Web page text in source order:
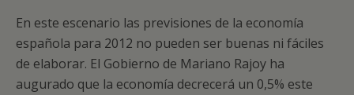
En este escenario las previsiones de la economía
española para 2012 no pueden ser buenas ni fáciles
de elaborar. El Gobierno de Mariano Rajoy ha
augurado que la economía decrecerá un 0,5% este